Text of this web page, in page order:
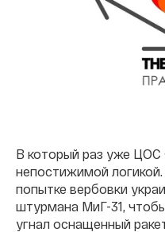
В который раз уже
непостижимой
попытке вербовки
штурмана МиГ-31,
угнал оснащенный